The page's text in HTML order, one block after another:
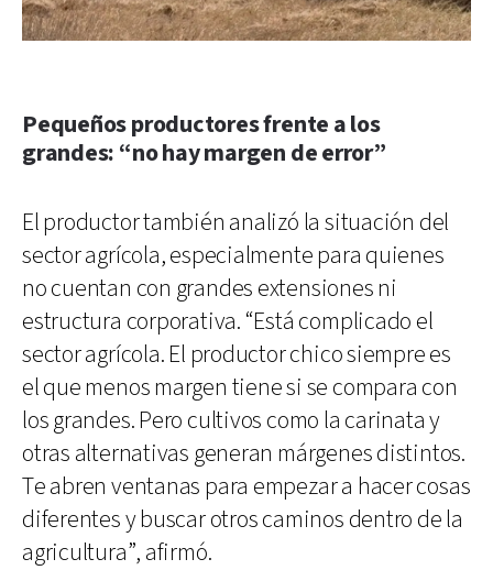
Pequeños productores frente a los
grandes: “no hay margen de error”
El productor también analizó la situación del
sector agrícola, especialmente para quienes
no cuentan con grandes extensiones ni
estructura corporativa. “Está complicado el
sector agrícola. El productor chico siempre es
el que menos margen tiene si se compara con
los grandes. Pero cultivos como la carinata y
otras alternativas generan márgenes distintos.
Te abren ventanas para empezar a hacer cosas
diferentes y buscar otros caminos dentro de la
agricultura”, afirmó.